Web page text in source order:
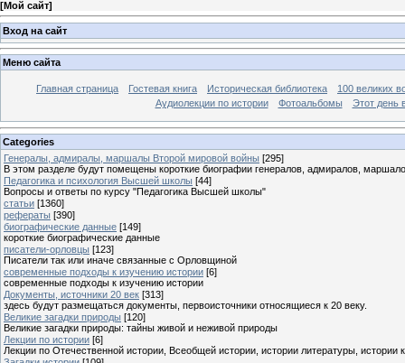
[Мой сайт]
Вход на сайт
Меню сайта
Главная страница Гостевая книга Историческая библиотека
100 великих
Аудиолекции по истории
Фотоальбомы Этот день
Categories
Генералы, адмиралы, маршалы Второй мировой войны [295]
В этом разделе будут помещены короткие биографии генералов, адмиралов,
Педагогика и психология Высшей школы [44]
Вопросы и ответы по курсу "Педагогика Высшей школы"
статьи [1360]
рефераты [390]
биографические данные [149]
короткие биографические данные
писатели-орловцы [123]
Писатели так или иначе связанные с Орловщиной
современные подходы к изучению истории [6]
современные подходы к изучению истории
Документы, источники 20 век [313]
здесь будут размещаться документы, первоисточники относящиеся к 20 веку.
Великие загадки природы [120]
Великие загадки природы: тайны живой и неживой природы
Лекции по истории [6]
Лекции по Отечественной истории, Всеобщей истории, истории литературы, истории